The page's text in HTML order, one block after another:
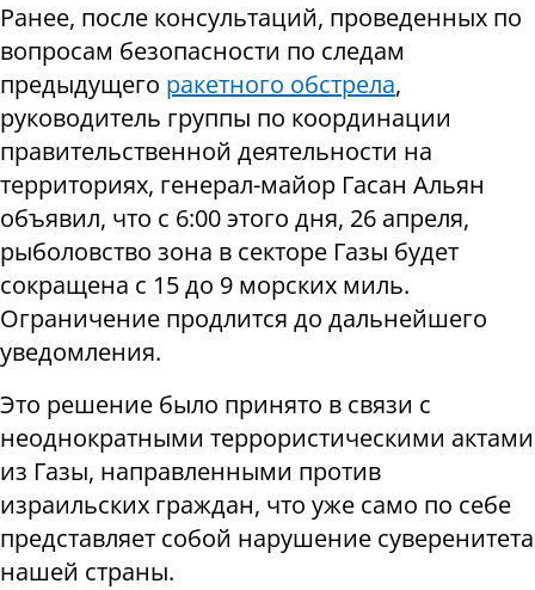
Ранее, после консультаций, проведенных по
вопросам безопасности по следам
предыдущего ракетного обстрела,
руководитель группы по координации
правительственной деятельности на
территориях, генерал-майор Гасан Альян
объявил, что с 6:00 этого дня, 26 апреля,
рыболовство зона в секторе Газы будет
сокращена с 15 до 9 морских миль.
Ограничение продлится до дальнейшего
уведомления.
Это решение было принято в связи с
неоднократными террористическими актами
из Газы, направленными против
израильских граждан, что уже само по себе
представляет собой нарушение суверенитета
нашей страны.